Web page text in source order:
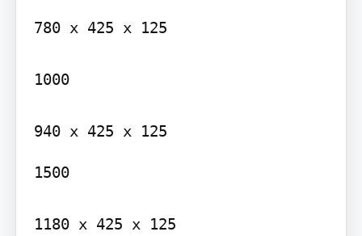
780 x 425 x 125
1000
1500
1180 x 425 x 125